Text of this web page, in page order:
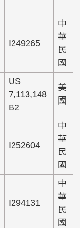
I249265
中
華
民
國
US
7,113,148
B2
美
國
I252604
中
華
民
國
I294131
中
華
民
國